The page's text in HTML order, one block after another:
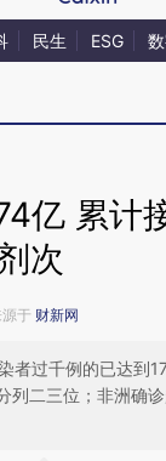
民生 ESG
亿 累计
次
于 财新网
者过千例的已达到
二三位；非洲确